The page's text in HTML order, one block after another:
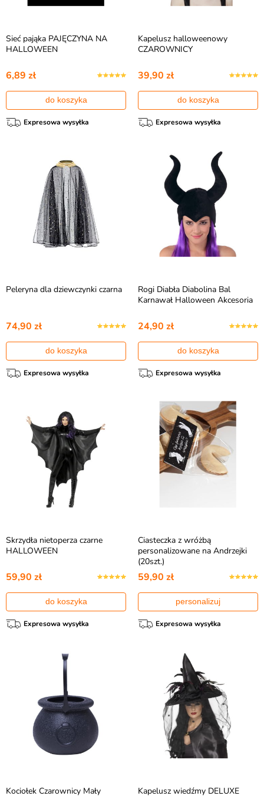
Sieć pająka PAJĘCZYNA NA
HALLOWEEN
6,89 zł
do koszyka
Expresowa wysyłka
Kapelusz halloweenowy
CZAROWNICY
39,90 zł
do koszyka
Expresowa wysyłka
Peleryna dla dziewczynki czarna
74,90 zł
do koszyka
Expresowa wysyłka
Rogi Diabła Diabolina Bal
Karnawał Halloween Akcesoria
24,90 zł
do koszyka
Expresowa wysyłka
Skrzydła nietoperza czarne
HALLOWEEN
59,90 zł
do koszyka
Expresowa wysyłka
Ciasteczka z wróżbą
personalizowane na Andrzejki
(20szt.)
59,90 zł
personalizuj
Expresowa wysyłka
Kociołek Czarownicy Mały Kapelusz wiedźmy DELUXE